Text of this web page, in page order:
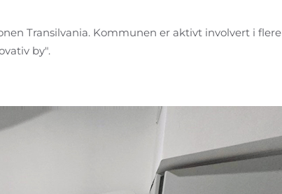
Transilvania. Kommunen er aktivt involvert i flere
by".